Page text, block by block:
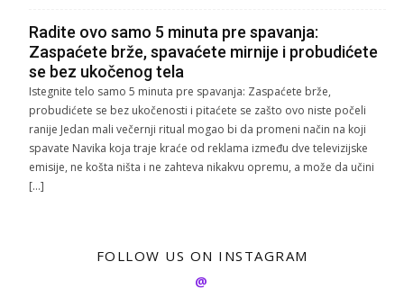
Radite ovo samo 5 minuta pre spavanja:
Zaspaćete brže, spavaćete mirnije i probudićete
se bez ukočenog tela
Istegnite telo samo 5 minuta pre spavanja: Zaspaćete brže,
probudićete se bez ukočenosti i pitaćete se zašto ovo niste počeli
ranije Jedan mali večernji ritual mogao bi da promeni način na koji
spavate Navika koja traje kraće od reklama između dve televizijske
emisije, ne košta ništa i ne zahteva nikakvu opremu, a može da učini
[…]
FOLLOW US ON INSTAGRAM
@